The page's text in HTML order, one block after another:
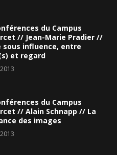
du Campus
// Jean-Marie Pradier //
sous influence, entre
et regard
du Campus
// Alain Schnapp // La
des images